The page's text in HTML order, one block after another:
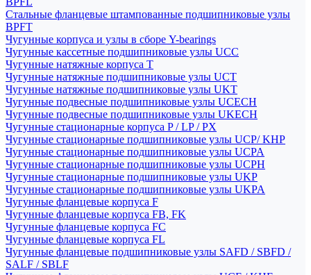
Стальные фланцевые штампованные подшипниковые узлы
BPFT
Чугунные корпуса и узлы в сборе Y-bearings
Чугунные кассетные подшипниковые узлы UCC
Чугунные натяжные корпуса T
Чугунные натяжные подшипниковые узлы UCT
Чугунные натяжные подшипниковые узлы UKT
Чугунные подвесные подшипниковые узлы UCECH
Чугунные подвесные подшипниковые узлы UKECH
Чугунные стационарные корпуса P / LP / PX
Чугунные стационарные подшипниковые узлы UCP/ KHP
Чугунные стационарные подшипниковые узлы UCPA
Чугунные стационарные подшипниковые узлы UCPH
Чугунные стационарные подшипниковые узлы UKP
Чугунные стационарные подшипниковые узлы UKPA
Чугунные фланцевые корпуса F
Чугунные фланцевые корпуса FB, FK
Чугунные фланцевые корпуса FC
Чугунные фланцевые корпуса FL
Чугунные фланцевые подшипниковые узлы SAFD / SBFD /
SALF / SBLF